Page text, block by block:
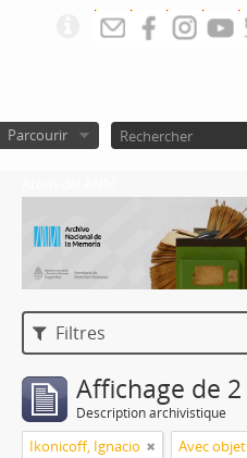
Parcourir
Filtres
Affichage de
Description archivistique
Ikonicoff, Ignacio Avec